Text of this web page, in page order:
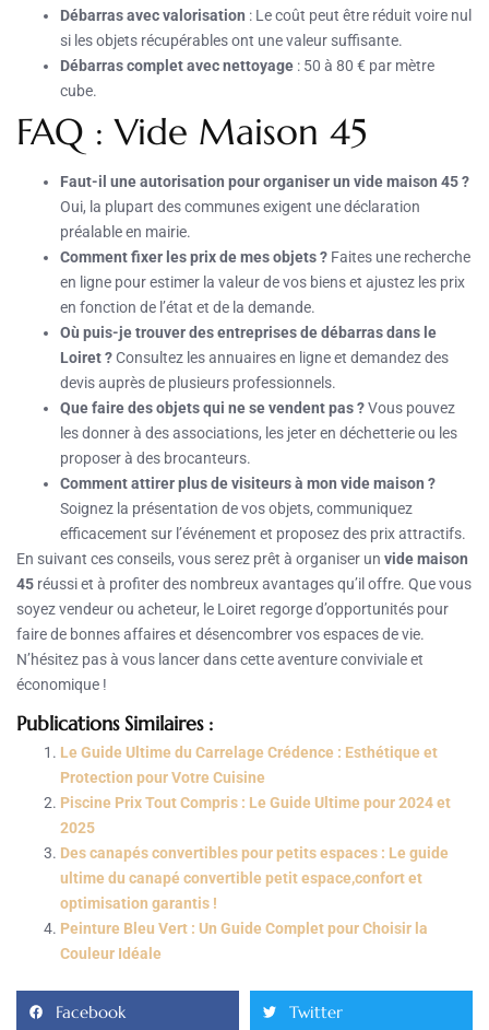
Débarras avec valorisation : Le coût peut être réduit voire nul
si les objets récupérables ont une valeur suffisante.
Débarras complet avec nettoyage : 50 à 80 € par mètre
cube.
FAQ : Vide Maison 45
Faut-il une autorisation pour organiser un vide maison 45 ?
Oui, la plupart des communes exigent une déclaration
préalable en mairie.
Comment fixer les prix de mes objets ? Faites une recherche
en ligne pour estimer la valeur de vos biens et ajustez les prix
en fonction de l’état et de la demande.
Où puis-je trouver des entreprises de débarras dans le
Loiret ?Consultez les annuaires en ligne et demandez des
devis auprès de plusieurs professionnels.
Que faire des objets qui ne se vendent pas ?Vous pouvez
les donner à des associations, les jeter en déchetterie ou les
proposer à des brocanteurs.
Comment attirer plus de visiteurs à mon vide maison ?
Soignez la présentation de vos objets, communiquez
efficacement sur l’événement et proposez des prix attractifs.
En suivant ces conseils, vous serez prêt à organiser un vide maison
45 réussi et à profiter des nombreux avantages qu’il offre. Que vous
soyez vendeur ou acheteur, le Loiret regorge d’opportunités pour
faire de bonnes affaires et désencombrer vos espaces de vie.
N’hésitez pas à vous lancer dans cette aventure conviviale et
économique !
Publications Similaires :
Le Guide Ultime du Carrelage Crédence : Esthétique et
Protection pour Votre Cuisine
Piscine Prix Tout Compris : Le Guide Ultime pour 2024 et
2025
Des canapés convertibles pour petits espaces : Le guide
ultime du canapé convertible petit espace,confort et
optimisation garantis !
Peinture Bleu Vert : Un Guide Complet pour Choisir la
Couleur Idéale
Facebook Twitter